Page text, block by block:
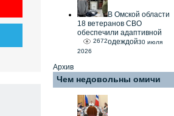
В Омской области
18 ветеранов СВО
обеспечили адаптивной
одеждой
2672
30 июля
2026
Архив
Чем недовольны омичи